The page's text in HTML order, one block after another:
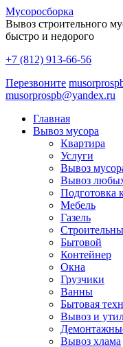
Мусоросборка
Вывоз строительного
быстро и недорого
+7 (812) 913-66-56
Перезвоните
musorprospb@yandex.ru
Главная
Вывоз мусора
Квартира
Услуги
Вывоз
Вывоз
Подготовка
Мебель
Газель
Бытовой
Контейнер
Окна
Грузчики
Ванны
Бытовая
Вывоз и
Вывоз хлама